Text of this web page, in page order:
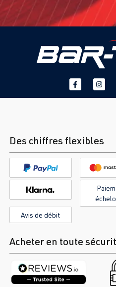
Des chiffres flexibles
Avis de débit
Acheter en toute